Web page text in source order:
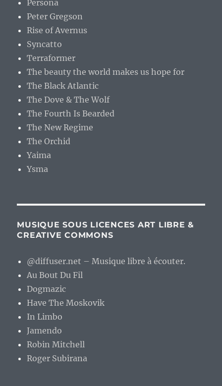
Persona
Peter Gregson
Rise of Avernus
Syncatto
Terraformer
The beauty the world makes us hope for
The Black Atlantic
The Dove & The Wolf
The Fourth Is Bearded
The New Regime
The Orchid
Yaima
Ysma
MUSIQUE SOUS LICENCES ART LIBRE &
CREATIVE COMMONS
@diffuser.net – Musique libre à écouter.
Au Bout Du Fil
Dogmazic
Have The Moskovik
In Limbo
Jamendo
Robin Mitchell
Roger Subirana